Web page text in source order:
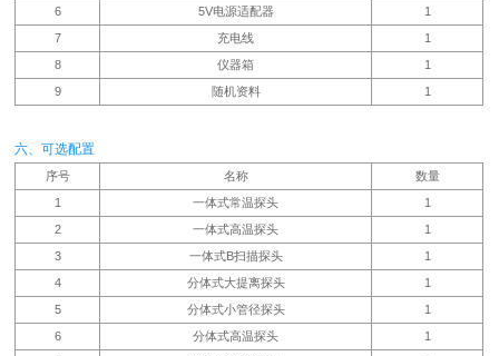
6
5V电源适配器
1
7
充电线
1
8
仪器箱
1
9
随机资料 1
六、可选配置
序号 名称
数量
1
一体式常温探头
1
2
一体式高温探头
1
3
一体式B扫描探头
1
4
分体式大提离探头
1
5
分体式小管径探头
1
6
分体式高温探头
1